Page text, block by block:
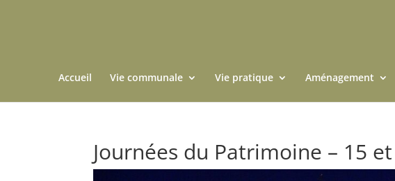
Accueil Vie communale Vie pratique Aménagement
Journées du Patrimoine – 15